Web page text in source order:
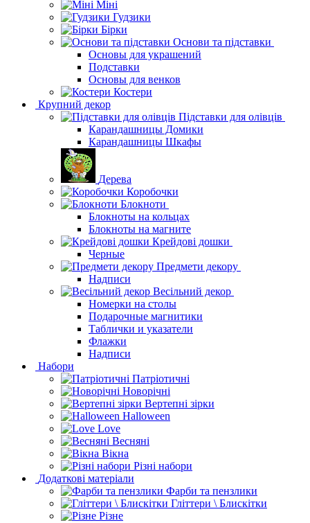
Міні
Гудзики
Бірки
Основи та підставки
Основы для украшений
Подставки
Основы для венков
Костери
Крупний декор
Підставки для олівців
Карандашницы Домики
Карандашницы Шкафы
Дерева
Коробочки
Блокноти
Блокноты на кольцах
Блокноты на магните
Крейдові дошки
Черные
Предмети декору
Надписи
Весільний декор
Номерки на столы
Подарочные магнитики
Таблички и указатели
Флажки
Надписи
Набори
Патріотичні
Новорічні
Вертепні зірки
Halloween
Love
Весняні
Вікна
Різні набори
Додаткові матеріали
Фарби та пензлики
Гліттери \ Блискітки
Різне